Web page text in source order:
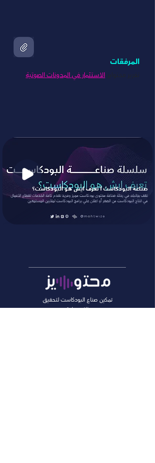
المرفقات
تقرير محتوايز:الاستثمار في المدونات الصوتية
صناعة البودكاست | تعرف ايش هو البودكاست؟
نقف بجانبك في رحلة صناعة محتوى بودكاست مميز وفريد نقدم كافة الخدمات لقطاع الاعمال
في انتاج البودكاست من الصفر أو اعلان علي برامج البودكاست لملايين المستمعين
تمكين صناع البودكاست لتحقيق
الاستدامة